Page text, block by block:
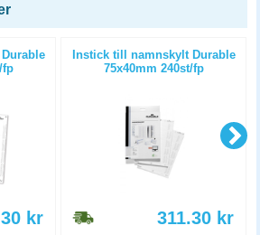
fp
kr
Instick till namnskylt Durable
75x40mm 240st/fp
311.30 kr